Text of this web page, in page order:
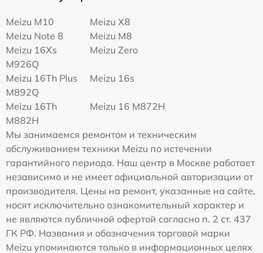
Meizu M10
Meizu X8
Meizu Note 8
Meizu M8
Meizu 16Xs
M926Q
Meizu Zero
Meizu 16Th Plus
M892Q
Meizu 16s
Meizu 16Th
M882H
Meizu 16 M872H
Мы занимаемся ремонтом и техническим
обслуживанием техники Meizu по истечении
гарантийного периода. Наш центр в Москве работает
независимо и не имеет официальной авторизации от
производителя. Цены на ремонт, указанные на сайте,
носят исключительно ознакомительный характер и
не являются публичной офертой согласно п. 2 ст. 437
ГК РФ. Названия и обозначения торговой марки
Meizu упоминаются только в информационных целях